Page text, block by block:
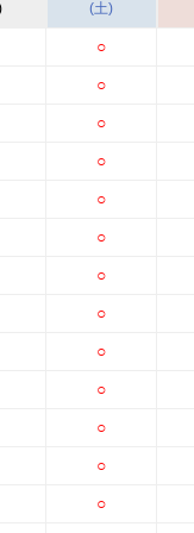
(土)
○
○
○
○
○
○
○
○
○
○
○
○
○